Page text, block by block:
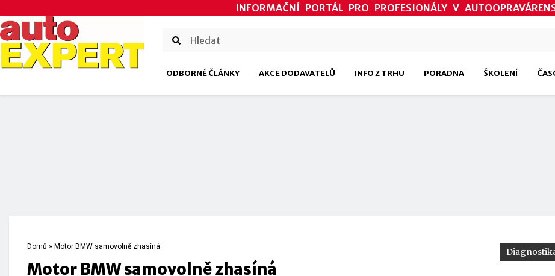
INFORMAČNÍ PORTÁL PRO PROFESIONÁLY V
ODBORNÉ ČLÁNKY AKCE DODAVATELŮ INFO Z TRHU PORADNA ŠKOLENÍ
Domů » Motor BMW samovolně zhasíná
Motor BMW samovolně zhasíná